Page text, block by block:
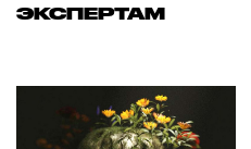
ЭКСПЕРТАМ